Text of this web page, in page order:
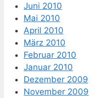
Juni 2010
Mai 2010
April 2010
März 2010
Februar 2010
Januar 2010
Dezember 2009
November 2009